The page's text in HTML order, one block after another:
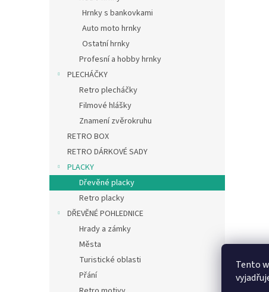
Tento
Hrnky s bankovkami
Auto moto hrnky
Ostatní hrnky
Profesní a hobby hrnky
PLECHÁČKY
Retro plecháčky
Filmové hlášky
Znamení zvěrokruhu
RETRO BOX
RETRO DÁRKOVÉ SADY
PLACKY
Dřevěné placky
Retro placky
DŘEVĚNÉ POHLEDNICE
Hrady a zámky
Města
Turistické oblasti
Přání